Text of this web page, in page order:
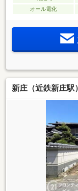
オール電化
新庄（近鉄新庄駅